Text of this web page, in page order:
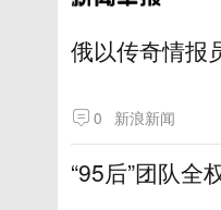
俄以传奇情报
0 新浪新闻
“95后”团队全